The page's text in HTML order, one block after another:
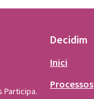
Participa.
Decidim
Inici
Processos